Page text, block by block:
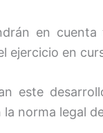
en cuenta
ejercicio en
este
norma legal